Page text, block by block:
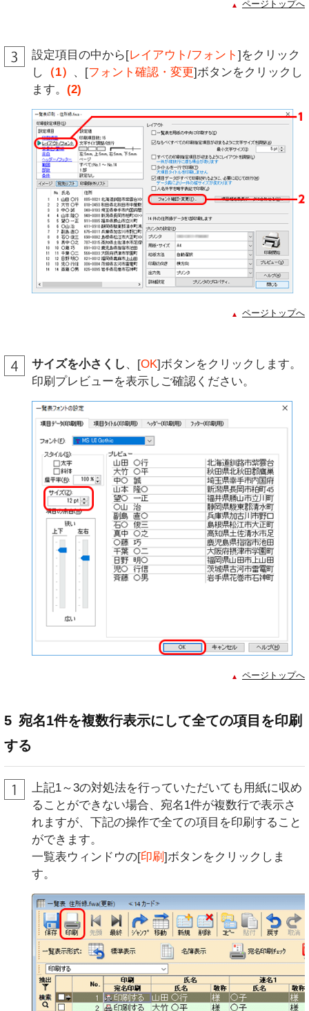
ページトップへ
設定項目の中から[レイアウト/フォント ]をクリック
し
（1） 、[フォント確認・変更]ボタンをクリックし
ます。 (2)
ページトップへ
サイズを小さくし 、[OK]ボタンをクリックします。
印刷プレビューを表示しご確認ください。
ページトップへ
5 宛名1件を複数行表示にして全ての項目を印刷
する
上記1～3の対処法を行っていただいても用紙に収め
ることができない場合、宛名1件が複数行で表示さ
れますが、下記の操作で全ての項目を印刷すること
ができます。
一覧表ウィンドウの[印刷 ]ボタンをクリックしま
す。